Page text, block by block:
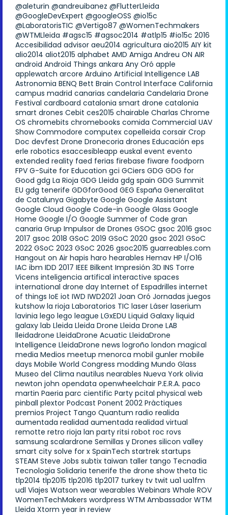
@aleturin @andreuibanez @FlutterLleida
@GoogleDevExpert @googleOSS @io15c
@LaboratorisTIC @Vertigo87 @WomenTechmakers
@WTMLleida #agsc15 #agsoc2014 #atlp15 #io15c 2016
Accesibilidad advisor aeu2014 agricultura aio2015 AIY kit
alio2014 aliot2015 alphabet AMD Amiga Andreu ON AIR
android Android Things ankara Any Oró apple
applewatch arcore Arduino Artificial Intelligence LAB
Astronomia BENQ Bett Brain Control Interface California
campus madrid canarias candelaria Candelaria Drone
Festival cardboard catalonia smart drone catalonia
smart drones Cebit ces2015 chairable Charlas Chrome
OS chromebits chromebooks comida Commercial UAV
Show Commodore computex copelleida corsair Crop
Doc devfest Drone Dronecoria drones Educación eps
erle robotics esaccesibleapp euskal event evento
extended reality faed ferias firebase fiware foodporn
FPV G-Suite for Education gci GCiers GDG GDG for
Good gdg La Rioja GDG Lleida gdg spain GDG Summit
EU gdg tenerife GDGforGood GEG España Generalitat
de Catalunya Gigabyte Google Google Assistant
Google Cloud Google Code-in Google Glass Google
Home Google I/O Google Summer of Code gran
canaria Grup Impulsor de Drones GSOC gsoc 2016 gsoc
2017 gsoc 2018 GSoC 2019 GSoC 2020 gsoc 2021 GSoC
2022 GSoC 2023 GSoC 2026 gsoc2015 guarreables.com
Hangout on Air hapis haro hearables Hemav HP I/O16
IAC ibm IDD 2017 IEEE Bilkent Impresión 3D INS Torre
Vicens inteligencia artifical interactive spaces
international drone day Internet of Espadrilles internet
of things IoE iot IWD IWD2021 Joan Oró Jornadas juegos
kutshow la rioja Laboratorios TIC laser Láser laserium
lavinia lego lego league LGxEDU Liquid Galaxy liquid
galaxy lab Lleida Lleida Drone Lleida Drone LAB
lleidadrone LleidaDrone Acuatic LleidaDrone
Intelligence LleidaDrone news logroño london magical
media Medios meetup menorca mobil gunler mobile
days Mobile World Congress modding Mundo Glass
Museo del Clima nautilus nearables Nueva York olivia
newton john opendata openwheelchair P.E.R.A. paco
martin Paeria parc cientific Party pcital physical web
pinball plextor Podcast Ponent 2002 Pràctiques
premios Project Tango Quantum radio realida
aumentada realidad aumentada realidad virtual
remotte retro rioja lan party ritsi robot roc rovs
samsung scalardrone Semillas y Drones silicon valley
smart city solve for x SpainTech startrek startups
STEAM Steve Jobs subtix taiwan taller tango Tecnadia
Tecnologia Solidaria tenerife the drone show theta tic
tlp2014 tlp2015 tlp2016 tlp2017 turkey tv twit ua1 ua1fm
udl Viajes Watson wear wearables Webinars Whale ROV
WomenTechMakers wordpress WTM Ambassador WTM
Lleida Xtorm year in review